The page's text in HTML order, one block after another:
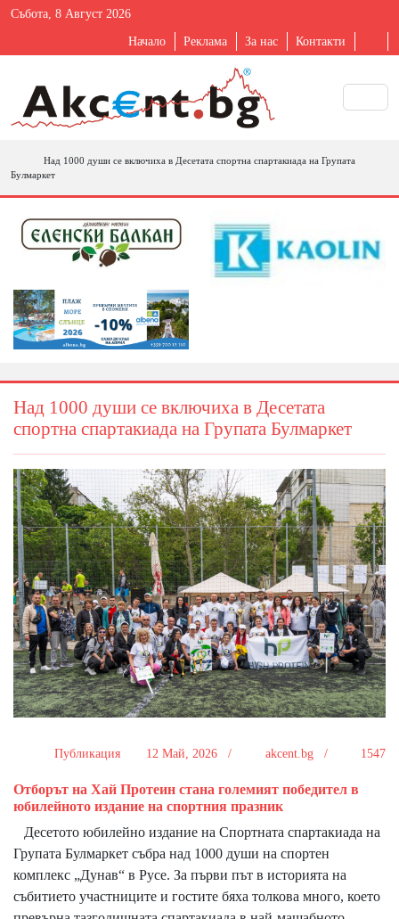
Събота, 8 Август 2026
Начало Реклама За нас Контакти
Над 1000 души се включиха в Десетата спортна спартакиада на Групата
Булмаркет
Над 1000 души се включиха в Десетата
спортна спартакиада на Групата Булмаркет
Публикация 12 Май, 2026 / akcent.bg / 1547
Отборът на Хай Протеин стана големият победител в
юбилейното издание на спортния празник
Десетото юбилейно издание на Спортната спартакиада на
Групата Булмаркет събра над 1000 души на спортен
комплекс „Дунав“ в Русе. За първи път в историята на
събитието участниците и гостите бяха толкова много, което